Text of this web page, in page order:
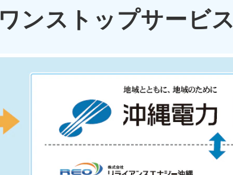
ワンストップサービス